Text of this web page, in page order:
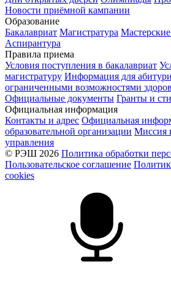
Новости приёмной кампании
Образование
Бакалавриат Магистратура
Аспирантура
Правила приема
Условия поступления в бакалавриат
магистратуру Информация для
ограниченными возможностями
Официальные документы Гранты и
Официальная информация
Контакты и адрес Официальная
образовательной организации Миссия
управления
© РЭШ 2026 Политика обработки
Пользовательское соглашение
cookies